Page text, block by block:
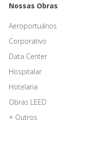
Nossas Obras
Aeroportuários
Corporativo
Data Center
Hospitalar
Hotelaria
Obras LEED
+ Outros